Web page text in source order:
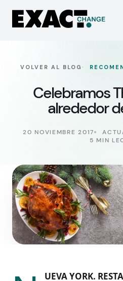
VOLVER AL BLOG ·
Celebramos
alrededor
20 NOVIEMBRE 2017
5 MIN
UEVA YORK.